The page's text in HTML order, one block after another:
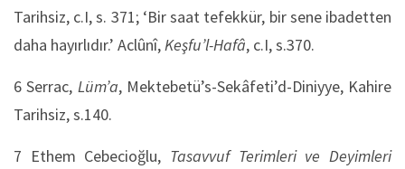
Tarihsiz, c.I, s. 371; ‘Bir saat tefekkür, bir sene ibadetten
daha hayırlıdır.’ Aclûnî,Keşfu’l-Hafâ, c.I, s.370.
6 Serrac, Lüm’a, Mektebetü’s-Sekâfeti’d-Diniyye, Kahire
Tarihsiz, s.140.
7 Ethem Cebecioğlu, Tasavvuf Terimleri ve Deyimleri